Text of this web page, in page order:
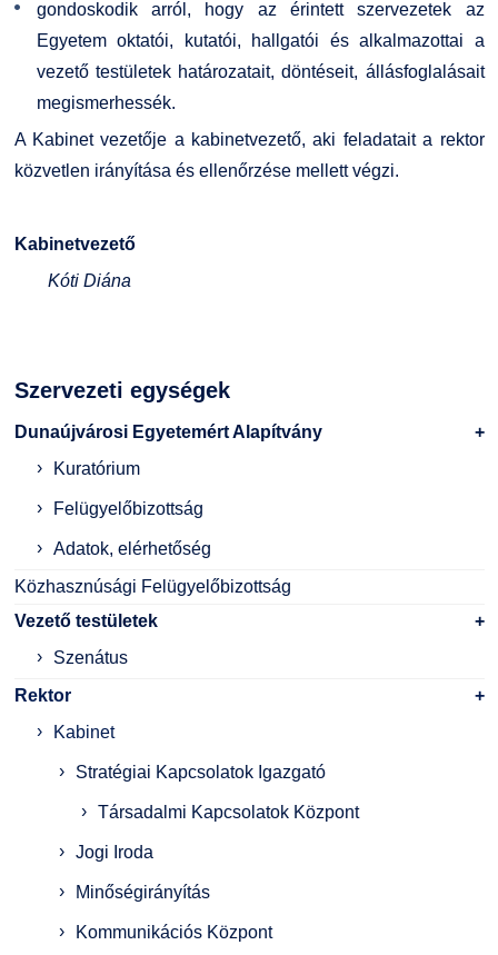
gondoskodik arról, hogy az érintett szervezetek az
Egyetem oktatói, kutatói, hallgatói és alkalmazottai a
vezető testületek határozatait, döntéseit, állásfoglalásait
megismerhessék.
A Kabinet vezetője a kabinetvezető, aki feladatait a rektor
közvetlen irányítása és ellenőrzése mellett végzi.
Kabinetvezető
Kóti Diána
Szervezeti egységek
Dunaújvárosi Egyetemért Alapítvány
Kuratórium
Felügyelőbizottság
Adatok, elérhetőség
Közhasznúsági Felügyelőbizottság
Vezető testületek
Szenátus
Rektor
Kabinet
Stratégiai Kapcsolatok Igazgató
Társadalmi Kapcsolatok Központ
Jogi Iroda
Minőségirányítás
Kommunikációs Központ